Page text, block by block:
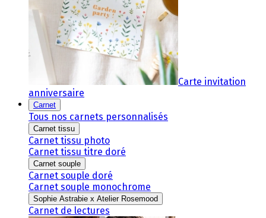
Carte invitation
anniversaire
Carnet
Tous nos carnets personnalisés
Carnet tissu
Carnet tissu photo
Carnet tissu titre doré
Carnet souple
Carnet souple doré
Carnet souple monochrome
Sophie Astrabie x Atelier Rosemood
Carnet de lectures